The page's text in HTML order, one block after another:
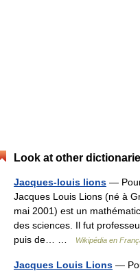
Look at other
Jacques-louis lions —
Jacques Louis Lions (né à
mai 2001) est un
des sciences. Il fut
puis de… …
Wikipédia en
Jacques Louis Lions —